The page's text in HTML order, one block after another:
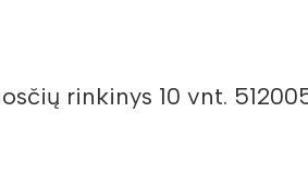
rinkinys 10 vnt.